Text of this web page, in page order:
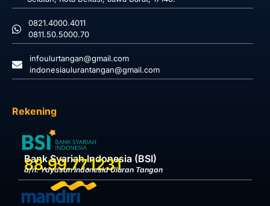
0821.4000.4011
0811.50.5000.70
infoulurtangan@gmail.com
indonesiaulurantangan@gmail.com
Rekening
Bank Syariah Indonesia (BSI)
88.99.77.1231
a/n. Yayasan Indonesia Uluran Tangan